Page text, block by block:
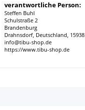
verantwortliche Person:
Steffen Buhl
Schulstraße 2
Brandenburg
Drahnsdorf, Deutschland, 15938
info@tibu-shop.de
https://www.tibu-shop.de